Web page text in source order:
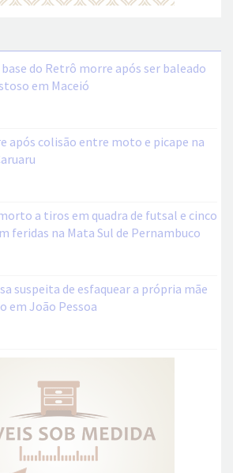
do Retrô morre após ser baleado
em Maceió
após colisão entre moto e picape na
a tiros em quadra de futsal e cinco
feridas na Mata Sul de Pernambuco
suspeita de esfaquear a própria mãe
em João Pessoa